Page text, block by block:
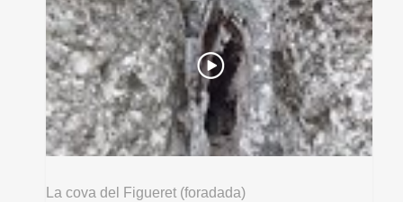
La cova del Figueret (foradada)